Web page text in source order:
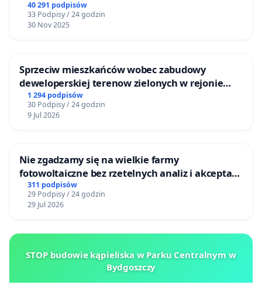
40 291 podpisów
33 Podpisy / 24 godzin
30 Nov 2025
Sprzeciw mieszkańców wobec zabudowy
deweloperskiej terenow zielonych w rejonie
Bulwarów Straceńskich w Bielsku-Białej
1 294 podpisów
30 Podpisy / 24 godzin
9 Jul 2026
Nie zgadzamy się na wielkie farmy
fotowoltaiczne bez rzetelnych analiz i akceptacji
mieszkańców
311 podpisów
29 Podpisy / 24 godzin
29 Jul 2026
STOP budowie kąpieliska w Parku Centralnym w
Bydgoszczy